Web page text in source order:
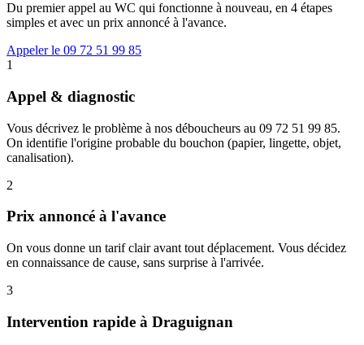
Du premier appel au WC qui fonctionne à nouveau, en 4 étapes
simples et avec un prix annoncé à l'avance.
Appeler le 09 72 51 99 85
1
Appel & diagnostic
Vous décrivez le problème à nos déboucheurs au 09 72 51 99 85.
On identifie l'origine probable du bouchon (papier, lingette, objet,
canalisation).
2
Prix annoncé à l'avance
On vous donne un tarif clair avant tout déplacement. Vous décidez
en connaissance de cause, sans surprise à l'arrivée.
3
Intervention rapide à Draguignan